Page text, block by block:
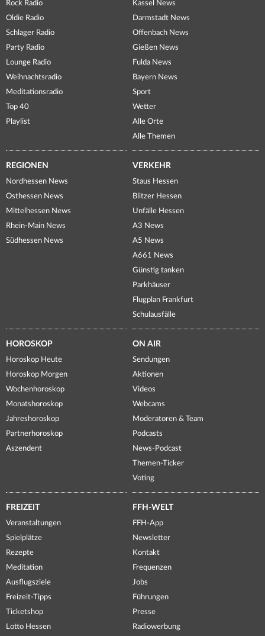
Rock Radio
Oldie Radio
Schlager Radio
Party Radio
Lounge Radio
Weihnachtsradio
Meditationsradio
Top 40
Playlist
Kassel News
Darmstadt News
Offenbach News
Gießen News
Fulda News
Bayern News
Sport
Wetter
Alle Orte
Alle Themen
REGIONEN
Nordhessen News
Osthessen News
Mittelhessen News
Rhein-Main News
Südhessen News
VERKEHR
Staus Hessen
Blitzer Hessen
Unfälle Hessen
A3 News
A5 News
A661 News
Günstig tanken
Parkhäuser
Flugplan Frankfurt
Schulausfälle
HOROSKOP
Horoskop Heute
Horoskop Morgen
Wochenhoroskop
Monatshoroskop
Jahreshoroskop
Partnerhoroskop
Aszendent
ON AIR
Sendungen
Aktionen
Videos
Webcams
Moderatoren & Team
Podcasts
News-Podcast
Themen-Ticker
Voting
FREIZEIT
Veranstaltungen
Spielplätze
Rezepte
Meditation
Ausflugsziele
Freizeit-Tipps
Ticketshop
Lotto Hessen
FFH-WELT
FFH-App
Newsletter
Kontakt
Frequenzen
Jobs
Führungen
Presse
Radiowerbung